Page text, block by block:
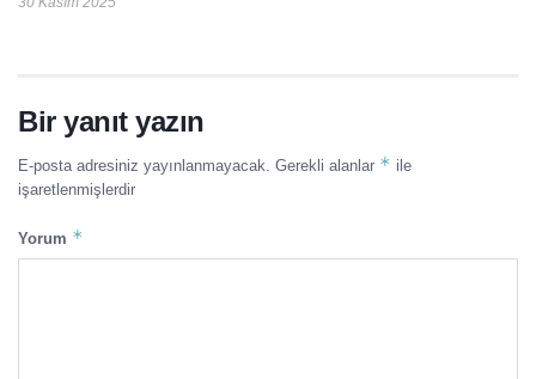
Bir yanıt yazın
E-posta adresiniz yayınlanmayacak. Gerekli alanlar * ile
işaretlenmişlerdir
Yorum *